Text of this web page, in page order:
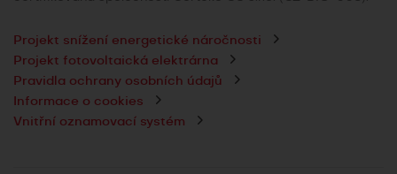
Projekt snížení energetické náročnosti
Projekt fotovoltaická elektrárna
Pravidla ochrany osobních údajů
Informace o cookies
Vnitřní oznamovací systém